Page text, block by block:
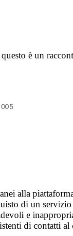
è un
alla
di un servizio
e
di contatti